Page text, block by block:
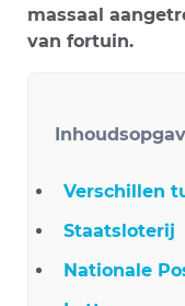
massaal
van fortuin.
Verschillen
Staatsloterij
Nationale